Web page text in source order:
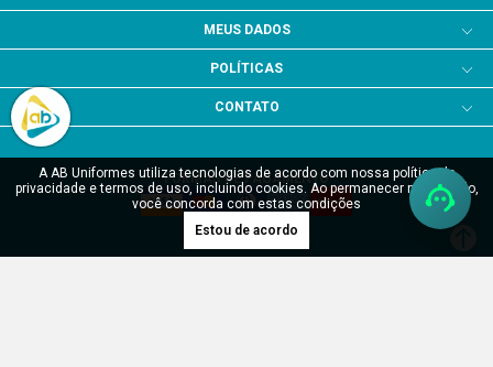
MEUS DADOS
POLÍTICAS
CONTATO
FORMAS DE PAGAMENTO
A AB Uniformes utiliza tecnologias de acordo com nossa política de
privacidade e termos de uso, incluindo cookies. Ao permanecer navegando,
você concorda com estas condições
Estou de acordo